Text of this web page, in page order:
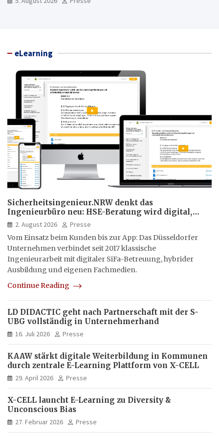
eLearning
Sicherheitsingenieur.NRW denkt das
Ingenieurbüro neu: HSE-Beratung wird digital,
hybrid und multimedial
2. August 2026
Presse
Vom Einsatz beim Kunden bis zur App: Das Düsseldorfer
Unternehmen verbindet seit 2017 klassische
Ingenieurarbeit mit digitaler SiFa-Betreuung, hybrider
Ausbildung und eigenen Fachmedien.
Continue Reading
LD DIDACTIC geht nach Partnerschaft mit der S-
UBG vollständig in Unternehmerhand
16. Juli 2026 Presse
KAAW stärkt digitale Weiterbildung in Kommunen
durch zentrale E-Learning Plattform von X-CELL
29. April 2026 Presse
X-CELL launcht E-Learning zu Diversity &
Unconscious Bias
27. Februar 2026 Presse